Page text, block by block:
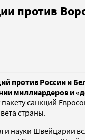
против
против России и
миллиардеров и
санкций
страны.
и науки Швейцарии